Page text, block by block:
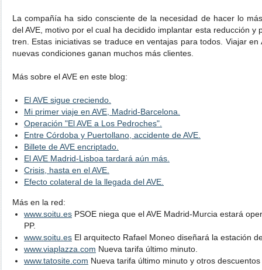
La compañía ha sido consciente de la necesidad de hacer lo
del AVE, motivo por el cual ha decidido implantar esta reducción y
tren. Estas iniciativas se traduce en ventajas para todos. Viajar en
nuevas condiciones ganan muchos más clientes.
Más sobre el AVE en este blog:
El AVE sigue creciendo.
Mi primer viaje en AVE, Madrid-Barcelona.
Operación "El AVE a Los Pedroches".
Entre Córdoba y Puertollano, accidente de AVE.
Billete de AVE encriptado.
El AVE Madrid-Lisboa tardará aún más.
Crisis, hasta en el AVE.
Efecto colateral de la llegada del AVE.
Más en la red:
www.soitu.es PSOE niega que el AVE Madrid-Murcia estará
PP.
www.soitu.es El arquitecto Rafael Moneo diseñará la estación
www.viaplazza.com Nueva tarifa último minuto.
www.tatosite.com Nueva tarifa último minuto y otros